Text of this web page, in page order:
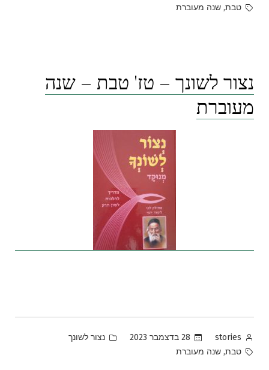
by
Tags:
טבת, שנה מעוברת
נצור לשונך – טז' טבת – שנה
מעוברת
Posted
by
stories 28 בדצמבר 2023
Posted
נצור לשונך
Tags:
טבת, שנה מעוברת